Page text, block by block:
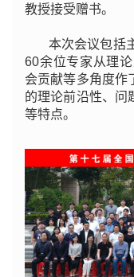
教授接受赠书。
本次会议包括
60余位专家从理
会贡献等多角度作
的理论前沿性、问
等特点。